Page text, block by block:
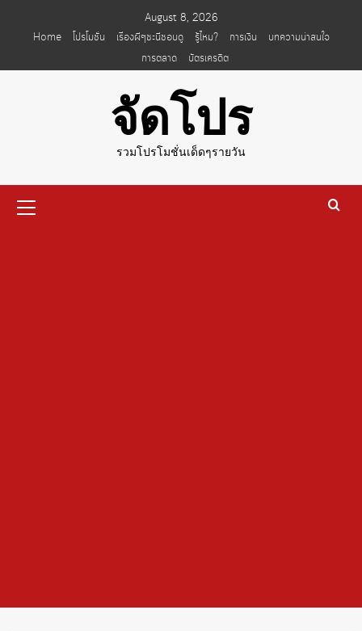
August 8, 2026
Home
โปรโมชั่น เรื่องผีๆชะนีชอบดู รู้ไหม? การเงิน
บทความน่าสนใจ
การตลาด
บัตรเครดิต
จัดโปร
รวมโปรโมชั่นเด็ดๆรายวัน
Menu